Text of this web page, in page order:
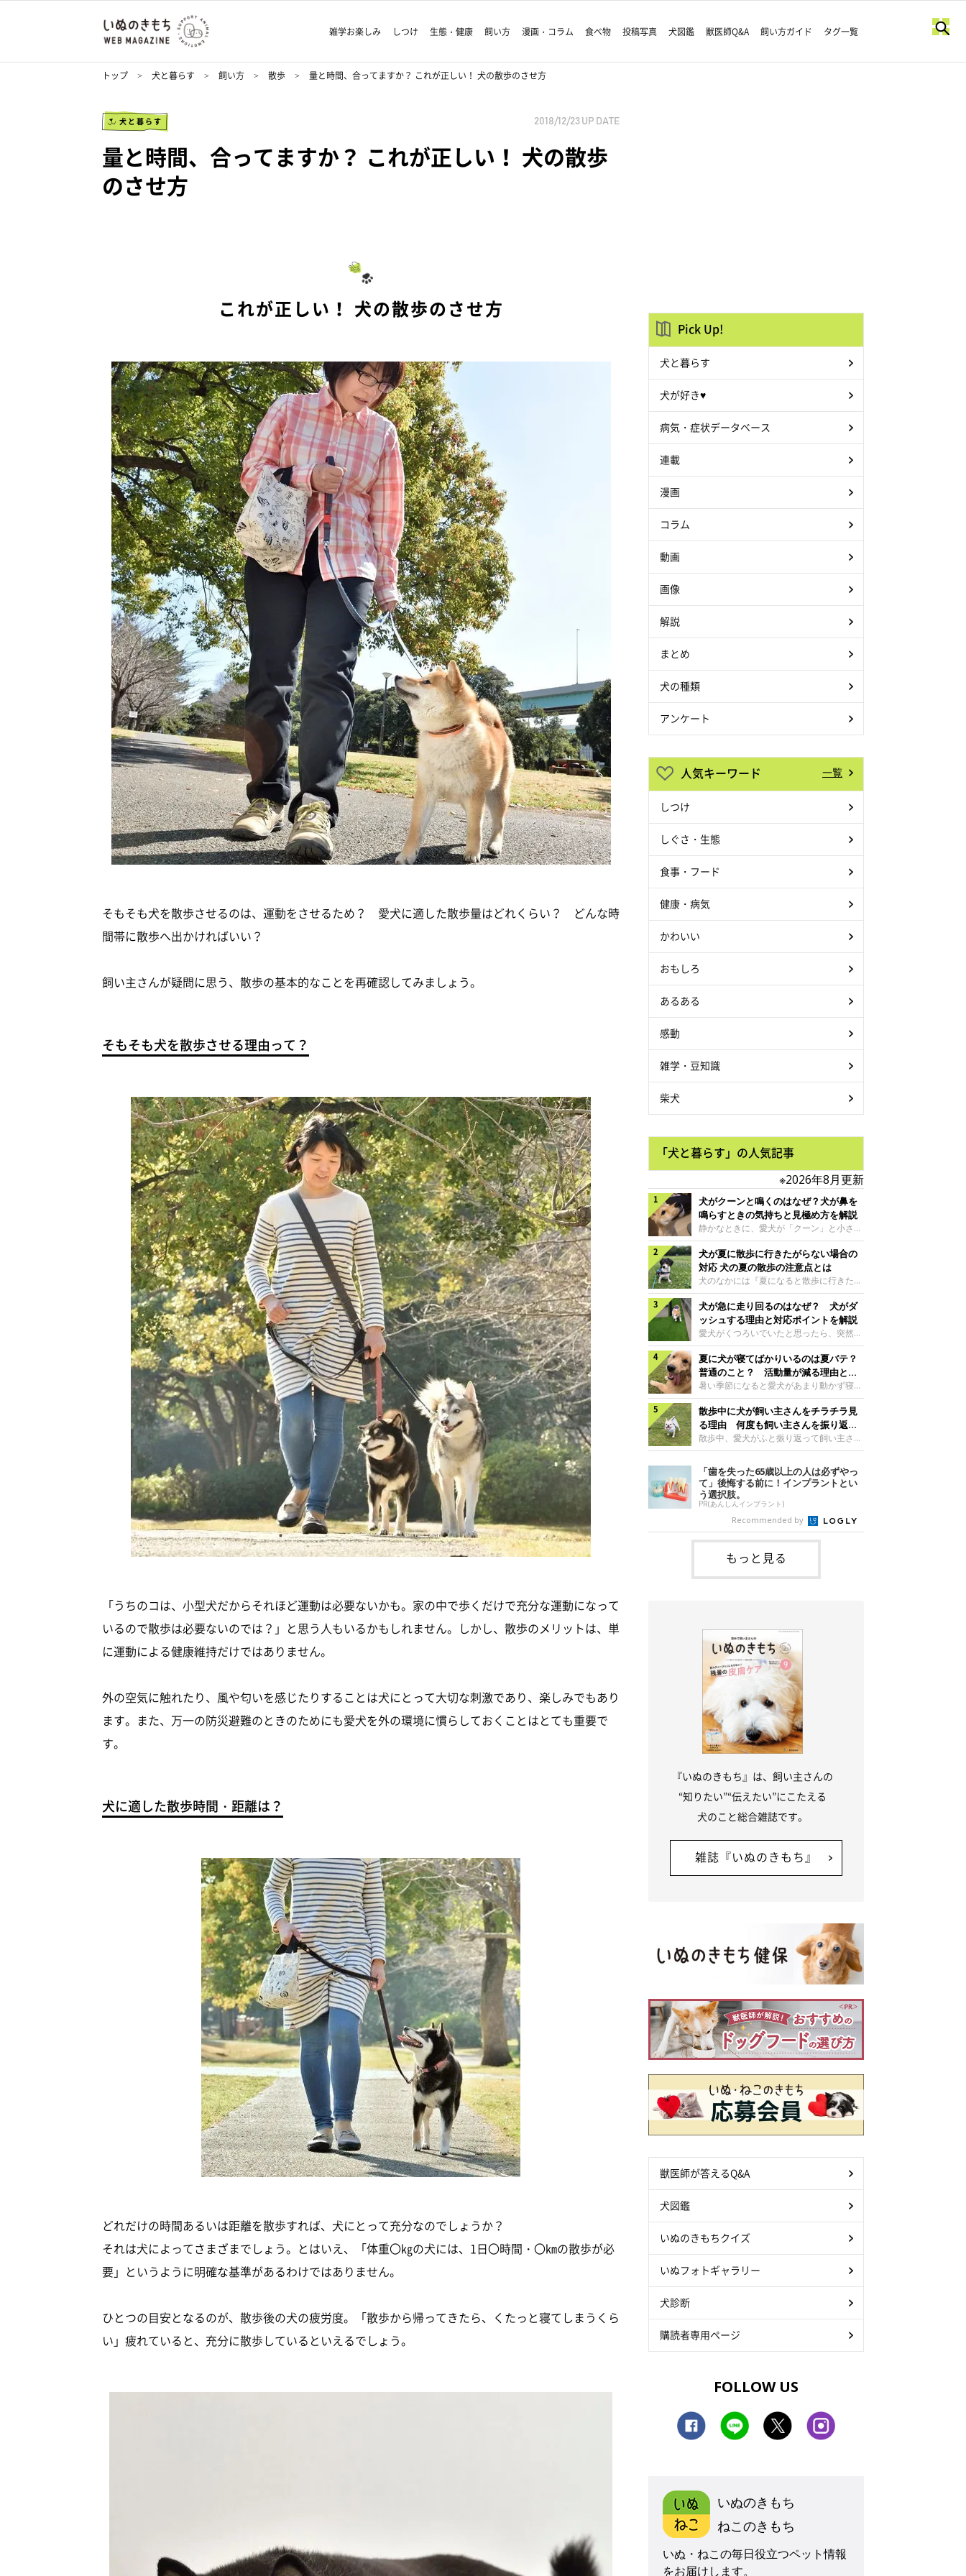
雑学お楽しみ しつけ 生態・健康 飼い方 漫画・コラム 食べ物 投稿写真 犬図鑑 獣医師Q&A 飼い方ガイド タグ一覧
トップ 犬と暮らす 飼い方 散歩 量と時間、合ってますか？ これが正しい！ 犬の散歩のさせ方
犬と暮らす 2018/12/23 UP DATE
量と時間、合ってますか？ これが正しい！ 犬の散歩
のさせ方
これが正しい！ 犬の散歩のさせ方
そもそも犬を散歩させるのは、運動をさせるため？ 愛犬に適した散歩量はどれくらい？ どんな時
間帯に散歩へ出かければいい？
飼い主さんが疑問に思う、散歩の基本的なことを再確認してみましょう。
そもそも犬を散歩させる理由って？
「うちのコは、小型犬だからそれほど運動は必要ないかも。家の中で歩くだけで充分な運動になって
いるので散歩は必要ないのでは？」と思う人もいるかもしれません。しかし、散歩のメリットは、単
に運動による健康維持だけではありません。
外の空気に触れたり、風や匂いを感じたりすることは犬にとって大切な刺激であり、楽しみでもあり
ます。また、万一の防災避難のときのためにも愛犬を外の環境に慣らしておくことはとても重要で
す。
犬に適した散歩時間・距離は？
どれだけの時間あるいは距離を散歩すれば、犬にとって充分なのでしょうか？
それは犬によってさまざまでしょう。とはいえ、「体重〇㎏の犬には、1日〇時間・〇㎞の散歩が必
要」というように明確な基準があるわけではありません。
ひとつの目安となるのが、散歩後の犬の疲労度。「散歩から帰ってきたら、くたっと寝てしまうくら
い」疲れていると、充分に散歩しているといえるでしょう。
Pick Up!
犬と暮らす
犬が好き♥
病気・症状データベース
連載
漫画
コラム
動画
画像
解説
まとめ
犬の種類
アンケート
人気キーワード 一覧
しつけ
しぐさ・生態
食事・フード
健康・病気
かわいい
おもしろ
あるある
感動
雑学・豆知識
柴犬
「犬と暮らす」の人気記事
※2026年8月更新
犬がクーンと鳴くのはなぜ？犬が鼻を
鳴らすときの気持ちと見極め方を解説
静かなときに、愛犬が「クーン」と小さく
鳴いたり、鼻を鳴らすような音を出したり
することはありませんか？ 大きく吠える
わけではない分、「不安なの？それとも何
かお願いしているの？」と気になる飼い主
さんもいるかもしれません。今回は、犬が
クーンと鳴く理由や鼻鳴らしの背景、見極
め方と対応のポイントなどについて、いぬ
のきもち獣医師相談室の原 駿太朗先生に
伺いました。クーンと鳴くのはどんな気持
ち？いぬのきもち投稿写真ギャラリー犬が
クーンと小さく鳴くときは、何らかの感情
を伝えようとしている場合があると考えら
れています。大
犬が夏に散歩に行きたがらない場合の
対応 犬の夏の散歩の注意点とは
犬のなかには『夏になると散歩に行きたが
らない、歩かなくなる』『暑い季節は散歩
の気配を察すると涼しい部屋から出ようと
しない』など散歩に行きたがらないコもい
るようです。愛犬の運動をさせてあげたい
のに、散歩に行きたがらない。このような
場合はどう対応すればよいのでしょうか？
「愛犬が夏に散歩に行きたがらない場合の
対応」について、いぬのきもち獣医師相談
室の白山さとこ先生に聞きました。Q.夏に
犬の散歩に行くときの注意点は？ いぬの
きもち投稿写真ギャラリーーー夏に愛犬と
散歩に行くときは、どのようなことに注意
をするとよい
犬が急に走り回るのはなぜ？ 犬がダ
ッシュする理由と対応ポイントを解説
愛犬がくつろいでいたと思ったら、突然部
屋の中を走り回り始める――そんな様子に
驚いたことはありませんか？ 急な動きに
「何が起きているの？」と戸惑う飼い主さ
んも多いでしょう。落ち着いていたはずな
のに、急にスイッチが入ったように見える
と不安になることもあります。今回は、犬
が急に走り回る理由や見極め方などについ
て、いぬのきもち獣医師相談室の岡本りさ
先生に伺いました。犬が急に走り回るのは
ラリー犬が突然走り回る行動は、必ずしも
珍しいものではないと考えられています。
体にたまったエ
夏に犬が寝てばかりいるのは夏バテ？
普通のこと？ 活動量が減る理由と対
策とは
暑い季節になると愛犬があまり動かず寝て
ばかりだと感じる飼い主さんはいません
か？その様子に、愛犬が夏バテで疲れてい
るのか、元気がないのかなど不安に感じる
方もいるのではないかと思います。 で
は、犬が寝てばかりいるときに対処が必要
かを見極める方法はあるのでしょうか？
「犬の活動量が夏に減る理由と対策」につ
いて、いぬのきもち獣医師相談室の山口み
き先生に話を聞きました。Q. 夏に犬の活
動量が減る理由は？ いぬのきもち投稿写
真ギャラリーーー夏に愛犬の活動量が減る
と感じる飼い主さんもいるようです。理由
としてどのようなこ
散歩中に犬が飼い主さんをチラチラ見
る理由 何度も飼い主さんを振り返る
のはなぜ？
散歩中、愛犬がふと振り返って飼い主さん
の様子を確認する…そんな場面に心当たり
はありませんか？ 何度もチラチラ見られ
ると、「何か気になることがあるの？」
「ちゃんと歩けているかな」と不安になる
ことがあるかもしれません。愛犬が歩きな
がら飼い主さんを振り返るしぐさには、ど
んな気持ちが隠れているのでしょうか。今
回は、犬が散歩中に飼い主さんを確認する
理由や注意すべきサインの見極めかた、対
応のポイントなどについて、いぬのきもち
獣医師相談室の原 駿太朗先生に伺いまし
「歯を失った65歳以上の人は必ずやっ
て」後悔する前に！インプラントとい
う選択肢。
PR(あんしんインプラント)
Recommended by
もっと見る
『いぬのきもち』は、飼い主さんの
“知りたい”“伝えたい”にこたえる
犬のこと総合雑誌です。
雑誌『いぬのきもち』
獣医師が答えるQ&A
犬図鑑
いぬのきもちクイズ
いぬフォトギャラリー
犬診断
購読者専用ページ
FOLLOW US
いぬのきもち
ねこのきもち
いぬ・ねこの毎日役立つペット情報
をお届けします。